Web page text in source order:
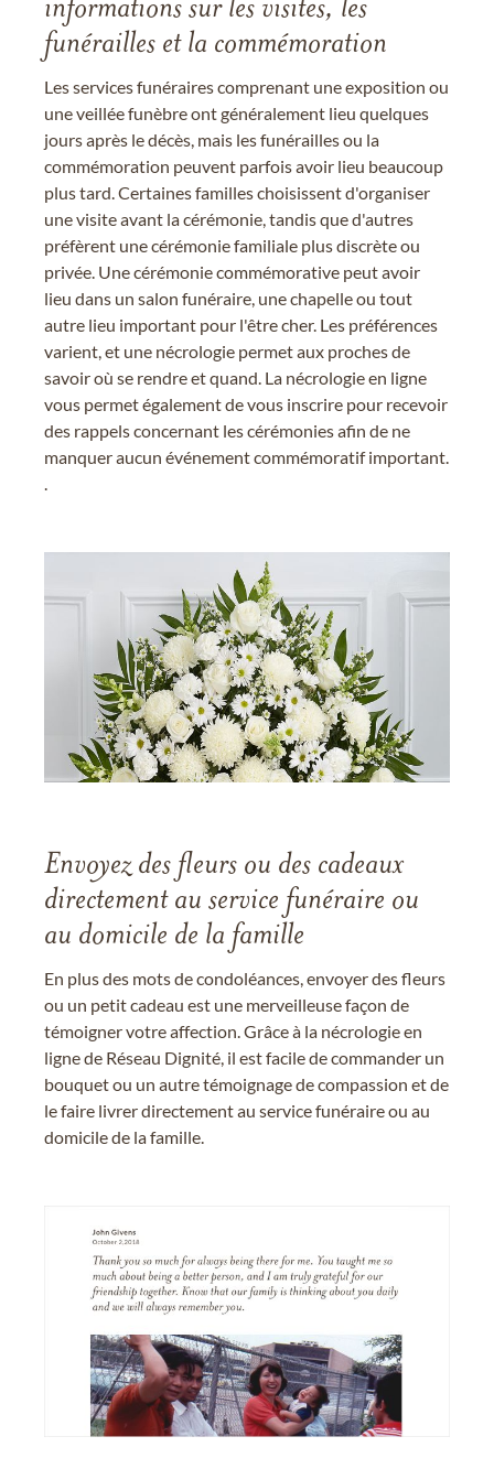
informations sur les visites, les
funérailles et la commémoration
Les services funéraires comprenant une exposition ou
une veillée funèbre ont généralement lieu quelques
jours après le décès, mais les funérailles ou la
commémoration peuvent parfois avoir lieu beaucoup
plus tard. Certaines familles choisissent d'organiser
une visite avant la cérémonie, tandis que d'autres
préfèrent une cérémonie familiale plus discrète ou
privée. Une cérémonie commémorative peut avoir
lieu dans un salon funéraire, une chapelle ou tout
autre lieu important pour l'être cher. Les préférences
varient, et une nécrologie permet aux proches de
savoir où se rendre et quand. La nécrologie en ligne
vous permet également de vous inscrire pour recevoir
des rappels concernant les cérémonies afin de ne
manquer aucun événement commémoratif important.
Envoyez des fleurs ou des cadeaux
directement au service funéraire ou
au domicile de la famille
En plus des mots de condoléances, envoyer des fleurs
ou un petit cadeau est une merveilleuse façon de
témoigner votre affection. Grâce à la nécrologie en
ligne de Réseau Dignité, il est facile de commander un
bouquet ou un autre témoignage de compassion et de
le faire livrer directement au service funéraire ou au
domicile de la famille.